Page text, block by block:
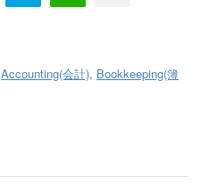
Accounting(会計), Bookkeeping(簿